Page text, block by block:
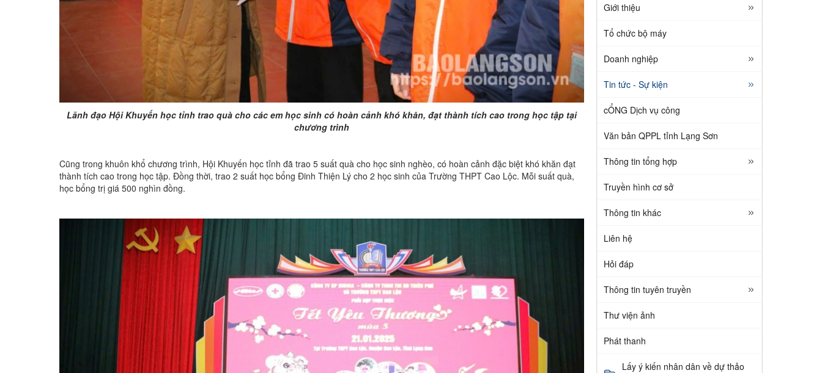
Lãnh đạo Hội Khuyến học tỉnh trao quà cho các em học sinh có hoàn cảnh khó khăn, đạt thành tích cao trong học tập tại
chương trình
Cũng trong khuôn khổ chương trình, Hội Khuyến học tỉnh đã trao 5 suất quà cho học sinh nghèo, có hoàn cảnh đặc biệt khó khăn đạt
thành tích cao trong học tập. Đồng thời, trao 2 suất học bổng Đinh Thiện Lý cho 2 học sinh của Trường THPT Cao Lộc. Mỗi suất quà,
học bổng trị giá 500 nghìn đồng.
Giới thiệu
Tổ chức bộ máy
Doanh nghiệp
Tin tức - Sự kiện
cỔNG Dịch vụ công
Văn bản QPPL tỉnh Lạng Sơn
Thông tin tổng hợp
Truyền hình cơ sở
Thông tin khác
Liên hệ
Hỏi đáp
Thông tin tuyên truyền
Thư viện ảnh
Phát thanh
Lấy ý kiến nhân dân về dự thảo